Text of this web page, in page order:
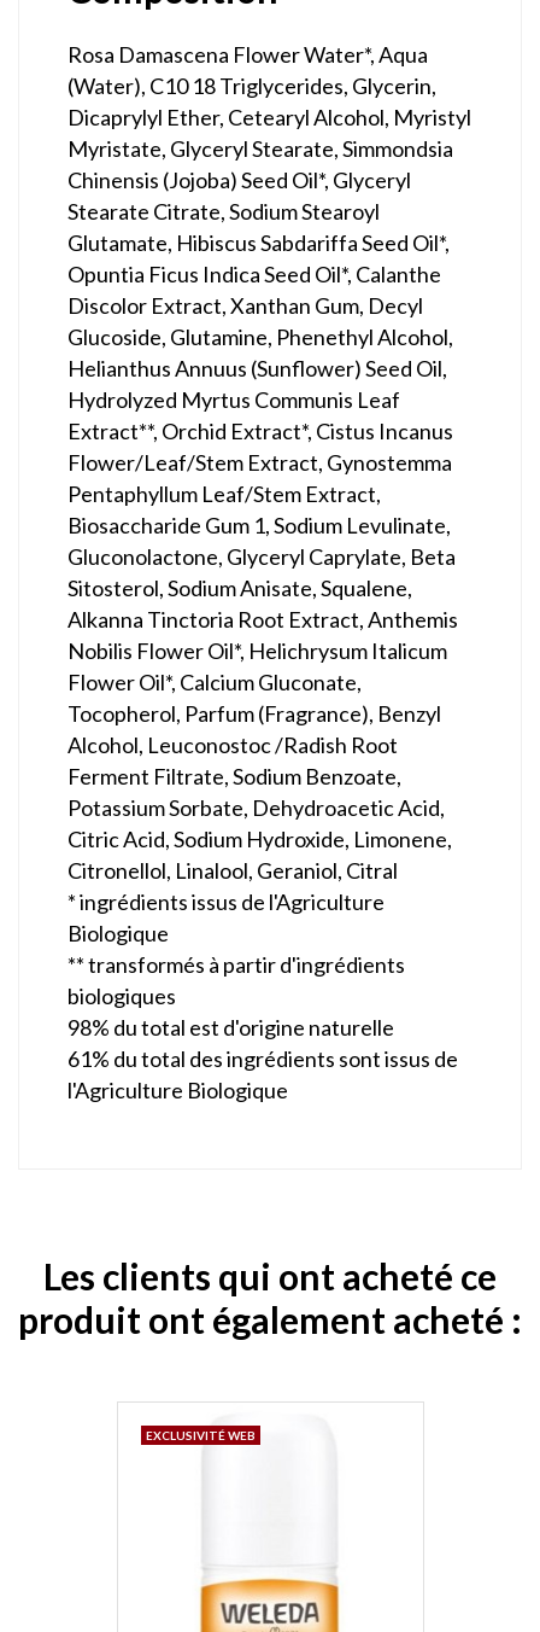
Rosa Damascena Flower Water*, Aqua
(Water), C10 18 Triglycerides, Glycerin,
Dicaprylyl Ether, Cetearyl Alcohol, Myristyl
Myristate, Glyceryl Stearate, Simmondsia
Chinensis (Jojoba) Seed Oil*, Glyceryl
Stearate Citrate, Sodium Stearoyl
Glutamate, Hibiscus Sabdariffa Seed Oil*,
Opuntia Ficus Indica Seed Oil*, Calanthe
Discolor Extract, Xanthan Gum, Decyl
Glucoside, Glutamine, Phenethyl Alcohol,
Helianthus Annuus (Sunflower) Seed Oil,
Hydrolyzed Myrtus Communis Leaf
Extract**, Orchid Extract*, Cistus Incanus
Flower/Leaf/Stem Extract, Gynostemma
Pentaphyllum Leaf/Stem Extract,
Biosaccharide Gum 1, Sodium Levulinate,
Gluconolactone, Glyceryl Caprylate, Beta
Sitosterol, Sodium Anisate, Squalene,
Alkanna Tinctoria Root Extract, Anthemis
Nobilis Flower Oil*, Helichrysum Italicum
Flower Oil*, Calcium Gluconate,
Tocopherol, Parfum (Fragrance), Benzyl
Alcohol, Leuconostoc /Radish Root
Ferment Filtrate, Sodium Benzoate,
Potassium Sorbate, Dehydroacetic Acid,
Citric Acid, Sodium Hydroxide, Limonene,
Citronellol, Linalool, Geraniol, Citral
* ingrédients issus de l'Agriculture
Biologique
** transformés à partir d'ingrédients
biologiques
98% du total est d'origine naturelle
61% du total des ingrédients sont issus de
l'Agriculture Biologique
Les clients qui ont acheté ce
produit ont également acheté :
EXCLUSIVITÉ WEB